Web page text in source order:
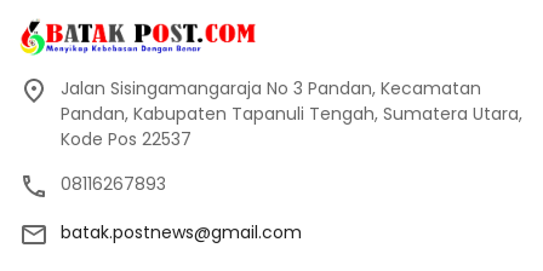
Jalan Sisingamangaraja No 3 Pandan, Kecamatan
Pandan, Kabupaten Tapanuli Tengah, Sumatera Utara,
Kode Pos 22537
08116267893
batak.postnews@gmail.com